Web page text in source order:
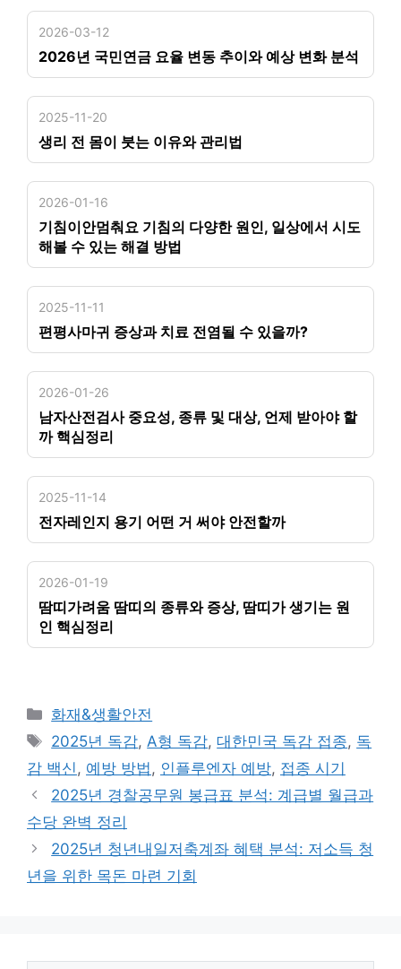
2026-03-12
2026년 국민연금 요율 변동 추이와 예상 변화 분석
2025-11-20
생리 전 몸이 붓는 이유와 관리법
2026-01-16
기침이안멈춰요 기침의 다양한 원인, 일상에서 시도
해볼 수 있는 해결 방법
2025-11-11
편평사마귀 증상과 치료 전염될 수 있을까?
2026-01-26
남자산전검사 중요성, 종류 및 대상, 언제 받아야 할
까 핵심정리
2025-11-14
전자레인지 용기 어떤 거 써야 안전할까
2026-01-19
땀띠가려움 땀띠의 종류와 증상, 땀띠가 생기는 원
인 핵심정리
카
테
리
화재&생활안전
태
그
2025년 독감, A형 독감,대한민국 독감 접종, 독
감 백신 , 예방 방법 , 인플루엔자 예방, 접종 시기
2025년 경찰공무원 봉급표 분석: 계급별 월급과
수당 완벽 정리
2025년 청년내일저축계좌 혜택 분석: 저소득 청
년을 위한 목돈 마련 기회